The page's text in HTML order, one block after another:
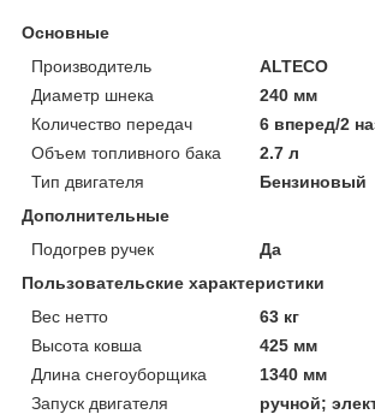
Основные
Производитель
ALTECO
Диаметр шнека
240 мм
Количество передач
6 вперед/2
Объем топливного бака
2.7 л
Тип двигателя
Бензиновый
Дополнительные
Подогрев ручек
Да
Пользовательские характеристики
Вес нетто
63 кг
Высота ковша
425 мм
Длина снегоуборщика
1340 мм
Запуск двигателя
ручной;